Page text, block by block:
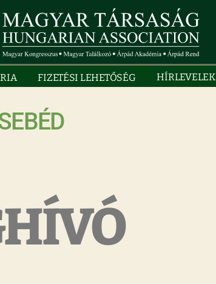
FIZETÉSI LEHETŐSÉG HÍRLEVELEK